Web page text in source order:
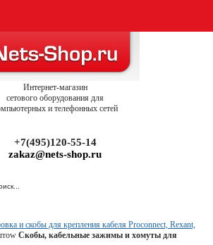
Интернет-магазин
сетового оборудования для
и телефонных сетей
+7(495)120-55-14
zakaz@nets-shop.ru
и скобы для крепления кабеля Proconnect, Rexant,
Скобы, кабельные зажимы и хомуты для